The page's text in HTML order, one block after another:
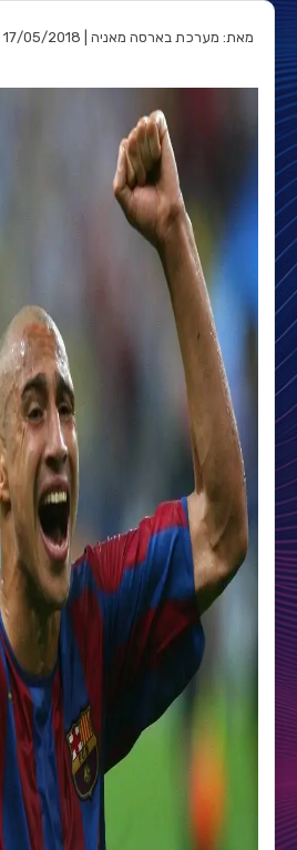
מאת: מערכת בארסה מאניה | 17/05/2018 | קטגוריה: